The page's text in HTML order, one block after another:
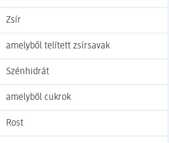
Zsír
amelyből telített zsírsavak
Szénhidrát
amelyből cukrok
Rost